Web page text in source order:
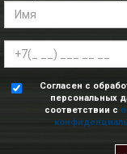
Согласен с
персональных
соответствии с